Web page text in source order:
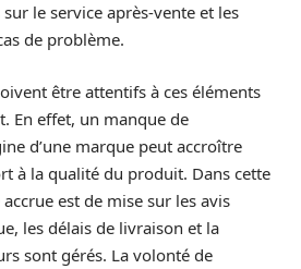
le service après-vente et les
de problème.
être attentifs à ces éléments
En effet, un manque de
d’une marque peut accroître
à la qualité du produit. Dans cette
est de mise sur les avis
les délais de livraison et la
sont gérés. La volonté de